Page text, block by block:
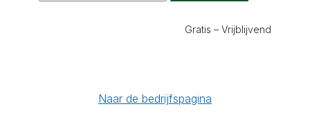
Gratis – Vrijblijvend
Naar de bedrijfspagina